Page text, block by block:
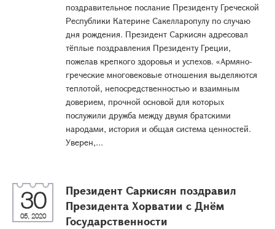
поздравительное послание Президенту Греческой
Республики Катерине Сакелларопулу по случаю
дня рождения. Президент Саркисян адресовал
тёплые поздравления Президенту Греции,
пожелав крепкого здоровья и успехов. «Армяно-
греческие многовековые отношения выделяются
теплотой, непосредственностью и взаимным
доверием, прочной основой для которых
послужили дружба между двумя братскими
народами, история и общая система ценностей.
Уверен,...
30
05, 2020
Президент Саркисян поздравил
Президента Хорватии с Днём
Государственности